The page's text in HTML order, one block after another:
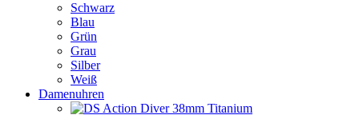
Schwarz
Blau
Grün
Grau
Silber
Weiß
Damenuhren